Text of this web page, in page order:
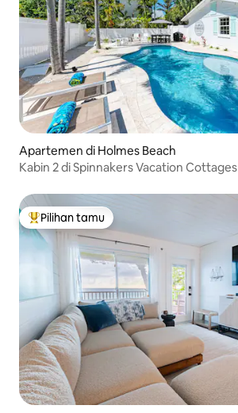
Apartemen di Holmes Beach
Kabin 2 di Spinnakers Vacation Cottages
Pilihan tamu terpopuler
Pilihan tamu